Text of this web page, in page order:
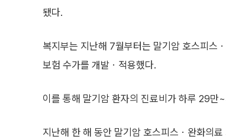
됐다.
복지부는 지난해 7월부터는 말기암 호스피스
보험 수가를 개발ㆍ적용했다.
이를 통해 말기암 환자의 진료비가 하루 29
지난해 한 해 동안 말기암 호스피스ㆍ완화의